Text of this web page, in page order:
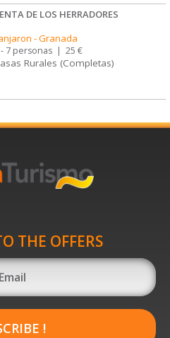
DE LOS HERRADORES
-Granada
7 personas | 25 €
Rurales (Completas)
THE OFFERS
!